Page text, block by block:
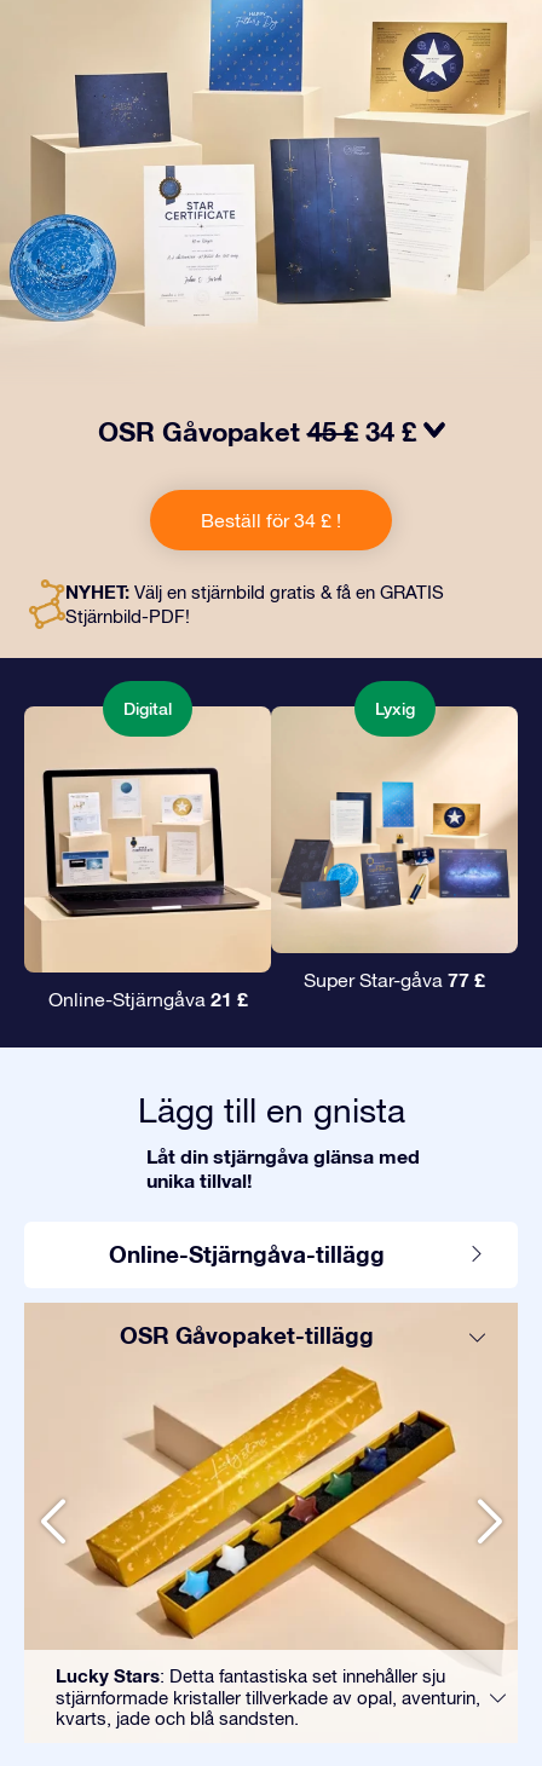
OSR Gåvopaket45 £ 34 £
gåva ingår ett vackert kuvert och personliga dokument
som skickas till en adress som du väljer, samt digitala
dokument och fri användning av våra appar. Det är ett
kära.
Beställ för 34 £ !
NYHET: Välj en stjärnbild gratis & få en GRATIS
Stjärnbild-PDF!
Digital
Online-Stjärngåva 21 £
Lyxig
Super Star-gåva 77 £
Lägg till en gnista
Låt din stjärngåva glänsa med
unika tillval!
Online-Stjärngåva-tillägg
OSR Gåvopaket-tillägg
Lucky Stars: Detta fantastiska set innehåller sju
stjärnformade kristaller tillverkade av opal, aventurin,
kvarts, jade och blå sandsten.